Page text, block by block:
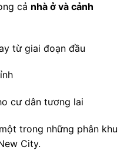
cả nhà ở và cảnh
từ giai đoạn đầu
cư dân tương lai
trong những phân khu
City.